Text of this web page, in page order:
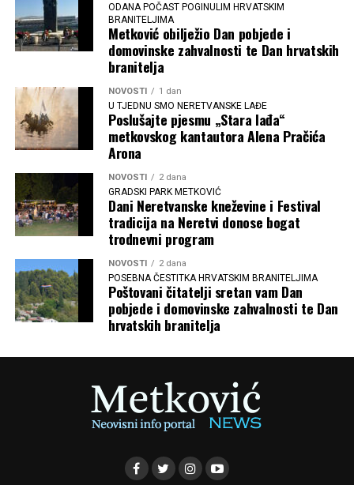
ODANA POČAST POGINULIM HRVATSKIM
BRANITELJIMA
Metković obilježio Dan pobjede i
domovinske zahvalnosti te Dan hrvatskih
branitelja
NOVOSTI 1 dan
U TJEDNU SMO NERETVANSKE LAĐE
Poslušajte pjesmu „Stara lađa“
metkovskog kantautora Alena Pračića
Arona
NOVOSTI 2 dana
GRADSKI PARK METKOVIĆ
Dani Neretvanske kneževine i Festival
tradicija na Neretvi donose bogat
trodnevni program
NOVOSTI 2 dana
POSEBNA ČESTITKA HRVATSKIM BRANITELJIMA
Poštovani čitatelji sretan vam Dan
pobjede i domovinske zahvalnosti te Dan
hrvatskih branitelja